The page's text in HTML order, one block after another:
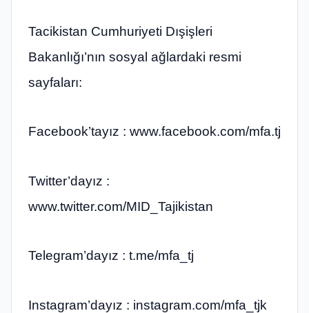
Tacikistan Cumhuriyeti Dışişleri
Bakanlığı’nın sosyal ağlardaki resmi
sayfaları:
Facebook’tayız : www.facebook.com/mfa.tj​
Twitter’dayız :
www.twitter.com/MID_Tajikistan​
Telegram’dayız : t.me/mfa_tj​
Instagram’dayız : instagram.com/mfa_tjk​